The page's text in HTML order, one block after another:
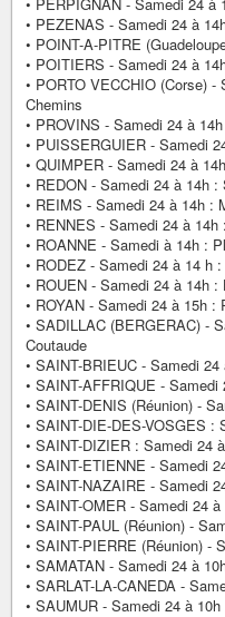
• PEZENAS - Samedi 24 à
• POINT-A-PITRE
• POITIERS - Samedi 24 à
• PORTO VECCHIO (Corse)
Chemins
• PROVINS - Samedi 24 à
• PUISSERGUIER - Samedi
• QUIMPER - Samedi 24 à
• REDON - Samedi 24 à 14h
• REIMS - Samedi 24 à 14h :
• RENNES - Samedi 24 à
• ROANNE - Samedi à 14h :
• RODEZ - Samedi 24 à 14 h
• ROUEN - Samedi 24 à 14h :
• ROYAN - Samedi 24 à 15h :
• SADILLAC (BERGERAC) -
Coutaude
• SAINT-BRIEUC - Samedi
• SAINT-AFFRIQUE -
• SAINT-DENIS (Réunion) -
• SAINT-DIE-DES-VOSGES :
• SAINT-DIZIER : Samedi 24
• SAINT-ETIENNE - Samedi
• SAINT-NAZAIRE - Samedi
• SAINT-OMER - Samedi 24
• SAINT-PAUL (Réunion) -
• SAINT-PIERRE (Réunion) -
• SAMATAN - Samedi 24 à
• SARLAT-LA-CANEDA -
• SAUMUR - Samedi 24 à